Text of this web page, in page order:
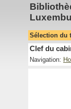
Sélection du
Clef du
Navigation: